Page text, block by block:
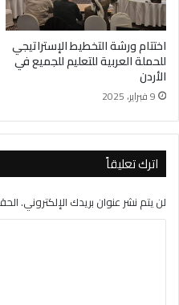
اختتام ورشة التخطيط الإستراتيجي
للحملة العربية للتعليم للجميع في
الأردن
9 فبراير، 2025
اترك تعليقاً
لن يتم نشر عنوان بريدك الإلكتروني.